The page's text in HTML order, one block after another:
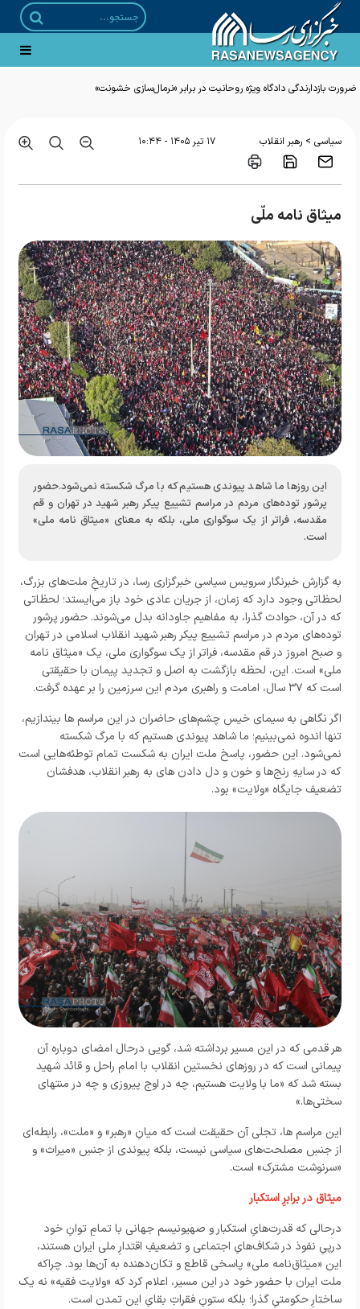
ضرورت بازدارندگی دادگاه ویژه روحانیت در برابر «نرمال‌سازی خشونت»
سیاسی > رهبر انقلاب ۱۷ تير ۱۴۰۵ - ۱۰:۴۴
میثاق ‌نامه‌ ملّی
این روزها ما شاهد پیوندی هستیم که با مرگ شکسته نمی‌شود.حضور
پرشور توده‌های مردم در مراسم تشییع پیکر رهبر شهید در تهران و قم
مقدسه، فراتر از یک سوگواری ملی، بلکه به معنای «میثاق‌ نامه‌ ملی»
است.
به گزارش خبرنگار سرویس سیاسی خبرگزاری رسا، در تاریخِ ملت‌های بزرگ،
لحظاتی وجود دارد که زمان، از جریان عادی خود باز می‌ایستد؛ لحظاتی
که در آن، حوادث گذرا، به مفاهیم جاودانه بدل می‌شوند. حضور پرشور
توده‌های مردم در مراسم تشییع پیکر رهبر شهید انقلاب اسلامی در تهران
و صبح امروز در قم مقدسه، فراتر از یک سوگواری ملی، یک «میثاق‌ نامه‌
ملی» است. این، لحظه بازگشت به اصل و تجدید پیمان با حقیقتی
است که ۳۷ سال، امامت و راهبری مردم این سرزمین را بر عهده گرفت.
اگر نگاهی به سیمای خیس چشم‌های حاضران در این مراسم ها بیندازیم،
تنها اندوه نمی‌بینیم؛ ما شاهد پیوندی هستیم که با مرگ شکسته
نمی‌شود. این حضور، پاسخ ملت ایران به شکست تمام توطئه‌هایی است
که در سایه‌ِ رنج‌ها و خون و دل دادن های به رهبر انقلاب، هدفشان
تضعیف جایگاه «ولایت» بود.
هر قدمی که در این مسیر برداشته شد، گویی درحال امضای دوباره‌ آن
پیمانی است که در روزهای نخستین انقلاب با امام راحل و قائد شهید
بسته شد که «ما با ولایت هستیم، چه در اوج پیروزی و چه در منتهای
سختی‌ها.»
این مراسم ها، تجلی آن حقیقت است که میانِ «رهبر» و «ملت»، رابطه‌ای
از جنسِ مصلحت‌های سیاسی نیست، بلکه پیوندی از جنسِ «میراث» و
«سرنوشت مشترک» است.
میثاق در برابرِ استکبار
درحالی که قدرت‌هایِ استکبار و صهیونیسم جهانی با تمامِ توانِ خود
درپیِ نفوذ در شکاف‌هایِ اجتماعی و تضعیفِ اقتدارِ ملی ایران هستند،
این «میثاق‌نامه‌ ملی» پاسخی قاطع و تکان‌دهنده به آن‌ها بود. چراکه
ملت ایران با حضور خود در این مسیر، اعلام کرد که «ولایت فقیه» نه یک
ساختارِ حکومتیِ گذرا؛ بلکه ستونِ فقراتِ بقایِ این تمدن است.